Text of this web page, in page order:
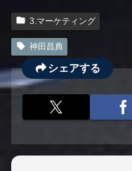
3.マーケティング
神田昌典
シェアする